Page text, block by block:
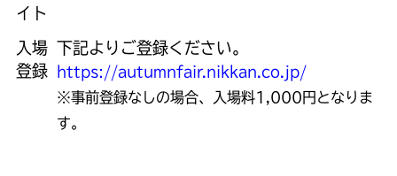
イト
入場
登録
下記よりご登録ください。
https://autumnfair.nikkan.co.jp/
※事前登録なしの場合、入場料1,000円となりま
す。